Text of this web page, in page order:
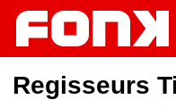
Regisseurs